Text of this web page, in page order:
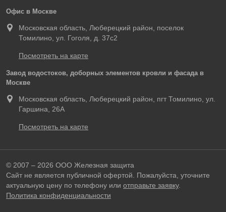
Офис в Москве
Московская область, Люберецкий район, поселок
Томилино, ул. Гоголя, д. 37с2
Посмотреть на карте
Завод водостоков, доборных элементов кровли и фасада в
Москве
Московская область, Люберецкий район, пгт Томилино, ул.
Гаршина, 26А
Посмотреть на карте
© 2007 – 2026 ООО Железная защита
Сайт не является публичной офертой. Пожалуйста, уточните
актуальную цену по телефону или отправьте заявку.
Политика конфиденциальности